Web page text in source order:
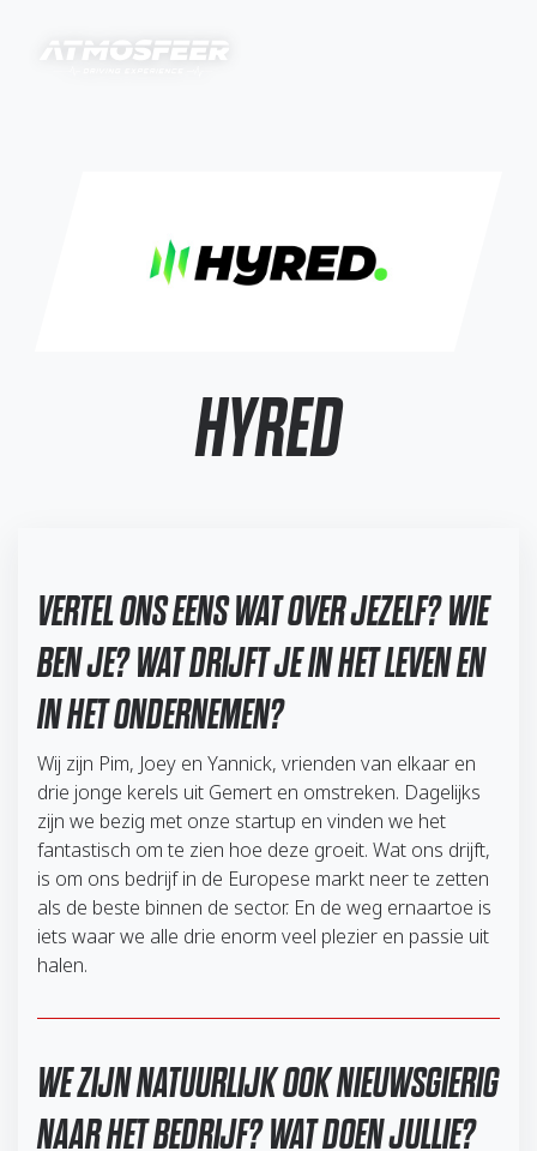
HYRED
VERTEL ONS EENS WAT OVER JEZELF? WIE
BEN JE? WAT DRIJFT JE IN HET LEVEN EN
IN HET ONDERNEMEN?
Wij zijn Pim, Joey en Yannick, vrienden van elkaar en
drie jonge kerels uit Gemert en omstreken. Dagelijks
zijn we bezig met onze startup en vinden we het
fantastisch om te zien hoe deze groeit. Wat ons drijft,
is om ons bedrijf in de Europese markt neer te zetten
als de beste binnen de sector. En de weg ernaartoe is
iets waar we alle drie enorm veel plezier en passie uit
halen.
WE ZIJN NATUURLIJK OOK NIEUWSGIERIG
NAAR HET BEDRIJF? WAT DOEN JULLIE?